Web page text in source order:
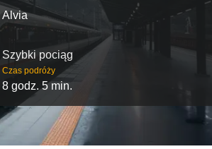
Alvia
Szybki pociąg
Czas podróży
8 godz. 5 min.